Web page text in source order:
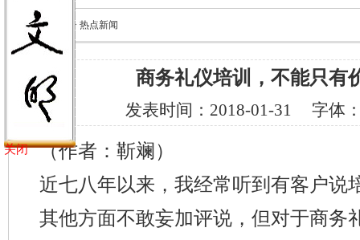
位置：首页 > > 热点新闻
商务礼仪培训，不能只有
发表时间： 2018-01-31 字体
（作者：靳斓）
近七八年以来，我经常听到有客户说
其他方面不敢妄加评说，但对于商务
关闭